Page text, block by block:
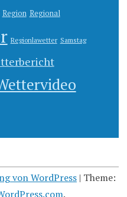
Region Regional
Regionlawetter Samstag
von WordPress | Theme:
.